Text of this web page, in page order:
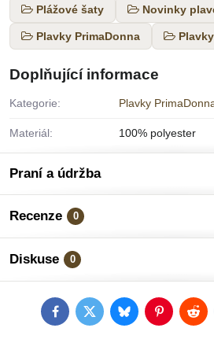
Plážové šaty Novinky
Plavky PrimaDonna
Doplňující informace
Kategorie: Plavky
Materiál: 100% polyester
Praní a údržba
Recenze 0
Diskuse 0
FacebookTwitterBlueskyPinterest